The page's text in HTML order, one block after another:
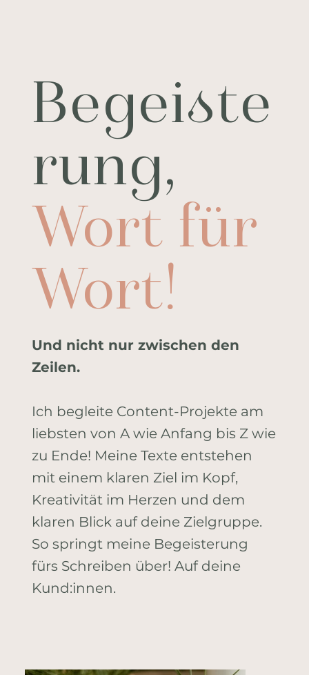
Begeiste
rung,
Wort für
Wort!
Und nicht nur zwischen den
Zeilen.
Ich begleite Content-Projekte am
liebsten von A wie Anfang bis Z wie
zu Ende! Meine Texte entstehen
mit einem klaren Ziel im Kopf,
Kreativität im Herzen und dem
klaren Blick auf deine Zielgruppe.
So springt meine Begeisterung
fürs Schreiben über! Auf deine
Kund:innen.